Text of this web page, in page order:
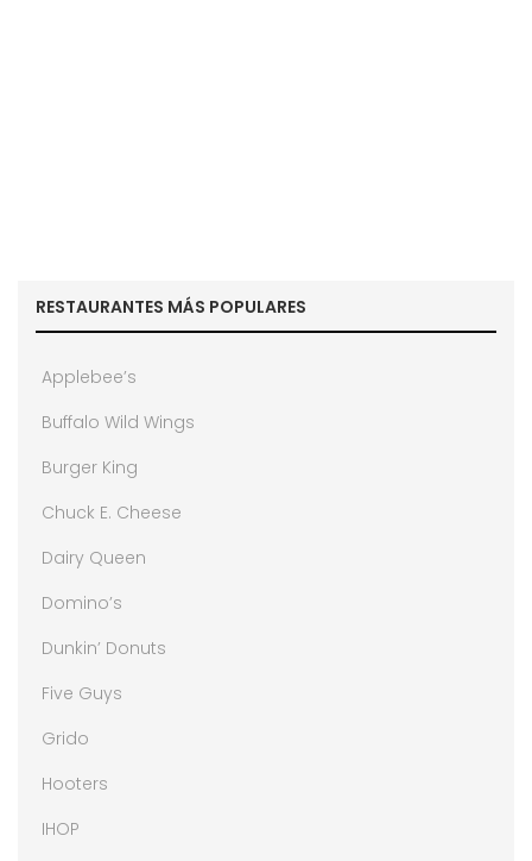
RESTAURANTES MÁS POPULARES
Applebee’s
Buffalo Wild Wings
Burger King
Chuck E. Cheese
Dairy Queen
Domino’s
Dunkin’ Donuts
Five Guys
Grido
Hooters
IHOP